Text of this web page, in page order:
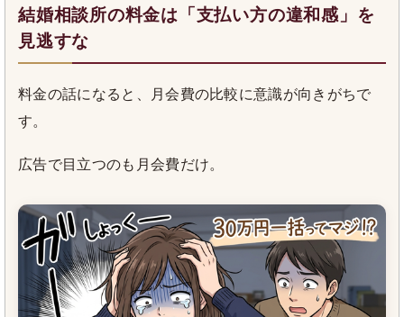
結婚相談所の料金は「支払い方の違和感」を
見逃すな
料金の話になると、月会費の比較に意識が向きがちで
す。
広告で目立つのも月会費だけ。